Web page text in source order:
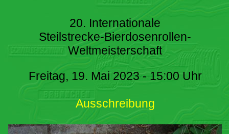
20. Internationale
Steilstrecke-Bierdosenrollen-
Weltmeisterschaft
Freitag, 19. Mai 2023 - 15:00 Uhr
Ausschreibung